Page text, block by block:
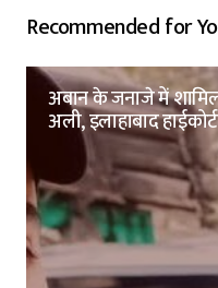
Recommended for
अबान के जनाजे में
अली, इलाहाबाद